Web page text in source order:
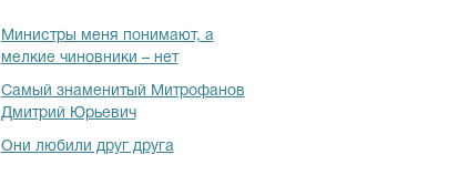
Министры меня понимают, а
мелкие чиновники – нет
Самый знаменитый Митрофанов
Дмитрий Юрьевич
Они любили друг друга